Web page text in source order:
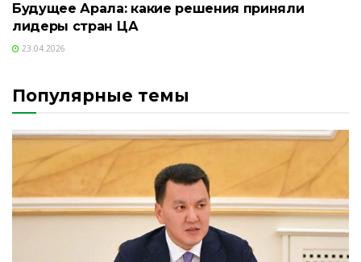
Будущее Арала: какие решения приняли
лидеры стран ЦА
23.04.2026
Популярные темы